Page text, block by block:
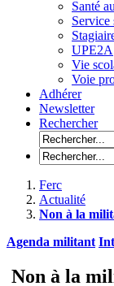
Santé
Service
UPE2A
Vie
Voie
Adhérer
Newsletter
Rechercher
Ferc
Actualité
Non à la
Agenda militant
Non à la